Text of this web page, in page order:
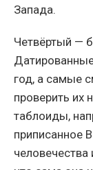
Запада.
Четвёртый —
год, а самые
проверить их
таблоиды,
приписанное